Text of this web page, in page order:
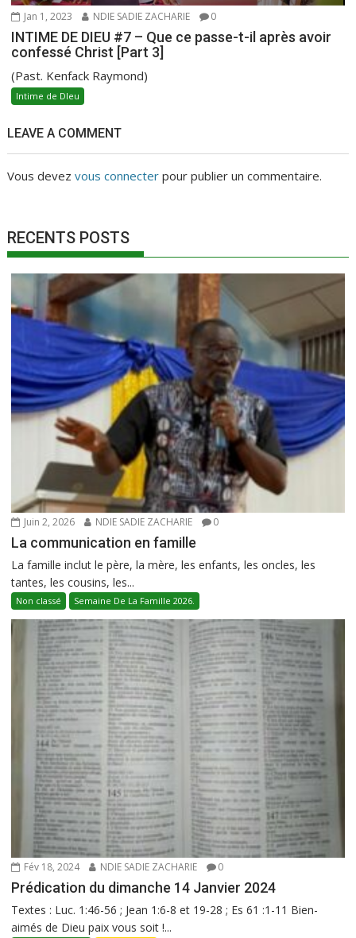
Jan 1, 2023 NDIE SADIE ZACHARIE 0
INTIME DE DIEU #7 – Que ce passe-t-il après avoir
confessé Christ [Part 3]
(Past. Kenfack Raymond)
Intime de DIeu
LEAVE A COMMENT
Vous devezvous connecter pour publier un commentaire.
RECENTS POSTS
Juin 2, 2026 NDIE SADIE ZACHARIE 0
La communication en famille
La famille inclut le père, la mère, les enfants, les oncles, les
tantes, les cousins, les...
Non classé Semaine De La Famille 2026.
Fév 18, 2024 NDIE SADIE ZACHARIE 0
Prédication du dimanche 14 Janvier 2024
Textes : Luc. 1:46-56 ; Jean 1:6-8 et 19-28 ; Es 61 :1-11 Bien-
aimés de Dieu paix vous soit !...